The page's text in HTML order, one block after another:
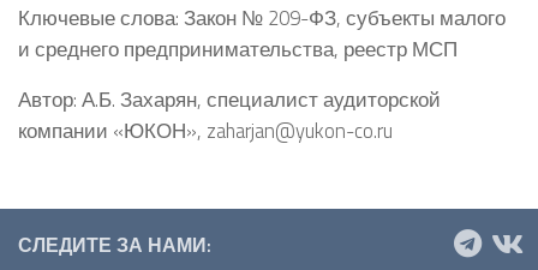
Ключевые слова: Закон № 209-ФЗ, субъекты малого
и среднего предпринимательства, реестр МСП
Автор: А.Б. Захарян, специалист аудиторской
компании «ЮКОН», zaharjan@yukon-co.ru
СЛЕДИТЕ ЗА НАМИ: